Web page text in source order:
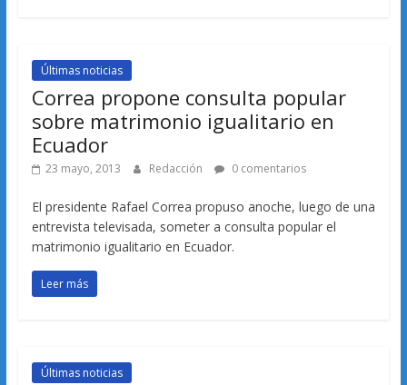
Últimas noticias
Correa propone consulta popular
sobre matrimonio igualitario en
Ecuador
23 mayo, 2013 Redacción 0 comentarios
El presidente Rafael Correa propuso anoche, luego de una
entrevista televisada, someter a consulta popular el
matrimonio igualitario en Ecuador.
Leer más
Últimas noticias